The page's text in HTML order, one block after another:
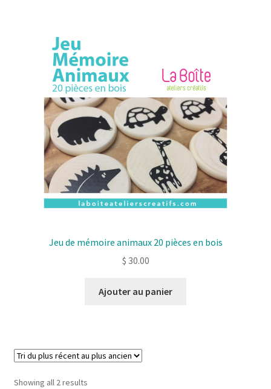
peuvent
être
choisies
sur
la
page
de
produit
Jeu de mémoire animaux 20 pièces en bois
$ 30.00
Ajouter au panier
Showing all 2 resultsSorted